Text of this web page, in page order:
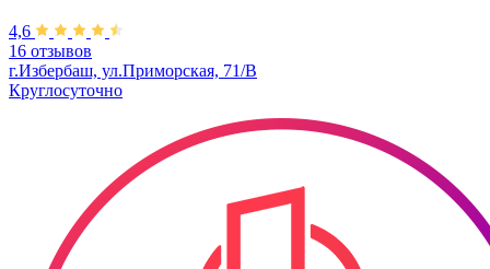
4,6
16 отзывов
г.Избербаш, ул.Приморская, 71/В
Круглосуточно